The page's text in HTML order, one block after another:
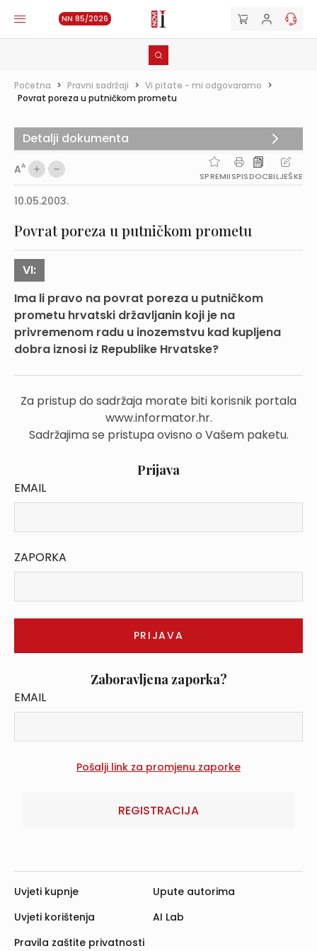
NN 85/2026
Početna > Pravni sadržaji > Vi pitate - mi odgovaramo >
Povrat poreza u putničkom prometu
AA
SPREMIISPISDOCBILJEŠKE
10.05.2003.
Povrat poreza u putničkom prometu
VI:
Ima li pravo na povrat poreza u putničkom
prometu hrvatski državljanin koji je na
privremenom radu u inozemstvu kad kupljena
dobra iznosi iz Republike Hrvatske?
Za pristup do sadržaja morate biti korisnik portala
www.informator.hr.
Sadržajima se pristupa ovisno o Vašem paketu.
Prijava
EMAIL
ZAPORKA
Zaboravljena zaporka?
EMAIL
REGISTRACIJA
Detalji dokumenta
Uvjeti kupnje
Uvjeti korištenja
Pravila zaštite privatnosti
Upute autorima
AI Lab